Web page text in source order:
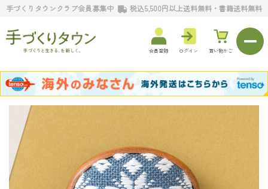
手づくりタウンクラブ会員募集中 税込5,500円以上送料無料・書籍送料無料
会員登録 ログイン 買い物かご